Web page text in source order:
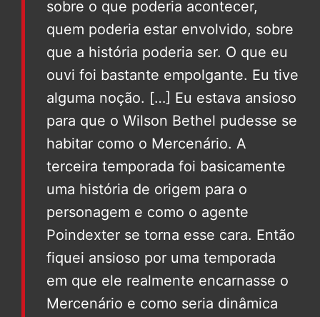
sobre o que poderia acontecer,
quem poderia estar envolvido, sobre
que a história poderia ser. O que eu
ouvi foi bastante empolgante. Eu tive
alguma noção. […] Eu estava ansioso
para que o Wilson Bethel pudesse se
habitar como o Mercenário. A
terceira temporada foi basicamente
uma história de origem para o
personagem e como o agente
Poindexter se torna esse cara. Então
fiquei ansioso por uma temporada
em que ele realmente encarnasse o
Mercenário e como seria dinâmica